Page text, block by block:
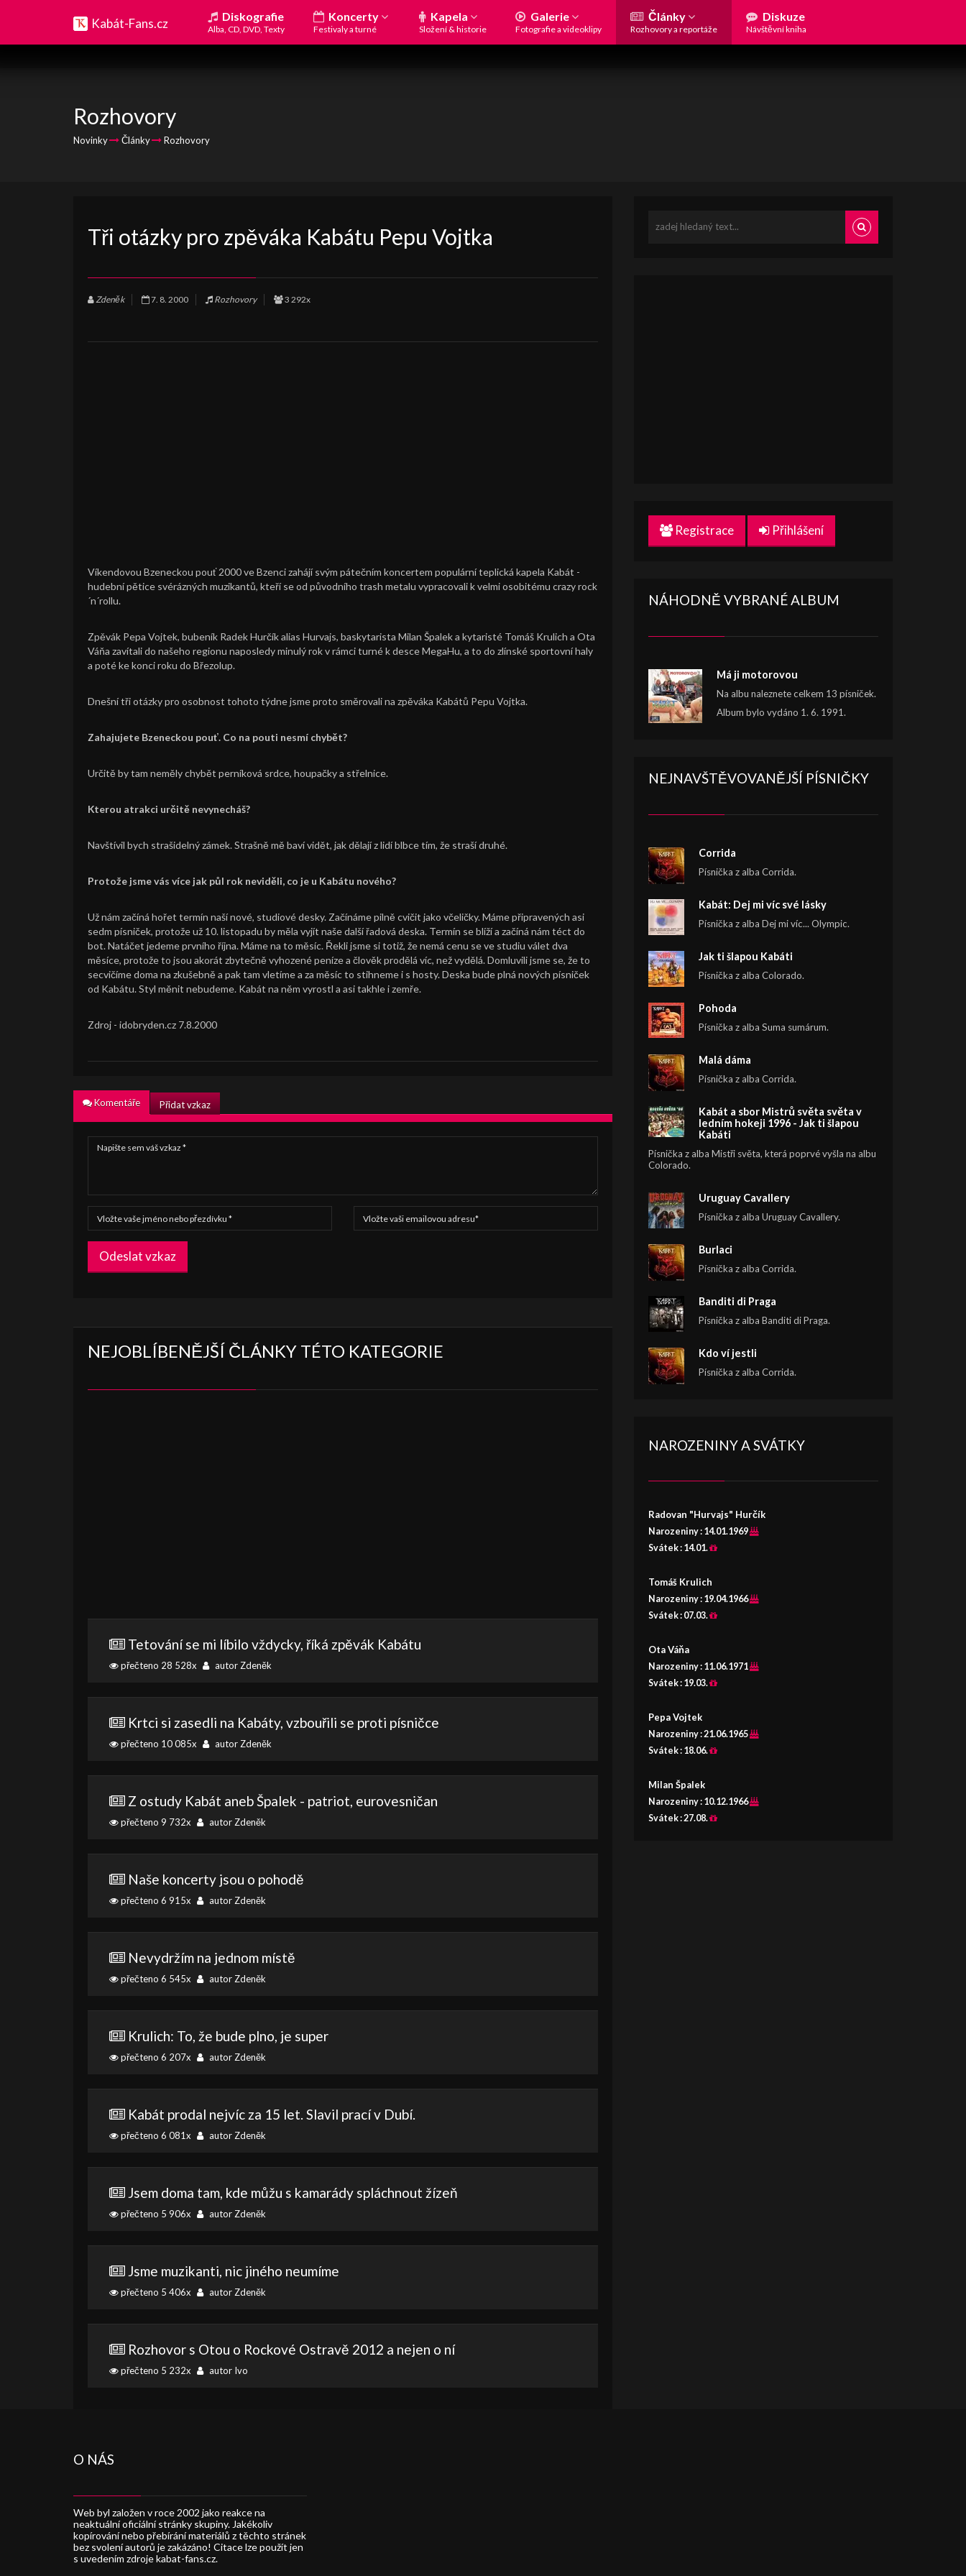
Kabát-Fans.cz Diskografie
Alba, CD, DVD, Texty
Koncerty
Festivaly a turné
Kapela
Složení & historie
Galerie
Fotografie a videoklipy
Články
Rozhovory a reportáže
Diskuze
Návštěvní kniha
Rozhovory
Novinky Články Rozhovory
Tři otázky pro zpěváka Kabátu Pepu Vojtka
Zdeněk 7. 8. 2000 Rozhovory 3 292x
Víkendovou Bzeneckou pouť 2000 ve Bzenci zahájí svým pátečním koncertem populární teplická kapela Kabát -
hudební pětice svérázných muzikantů, kteří se od původního trash metalu vypracovali k velmi osobitému crazy rock
´n´rollu.
Zpěvák Pepa Vojtek, bubeník Radek Hurčík alias Hurvajs, baskytarista Milan Špalek a kytaristé Tomáš Krulich a Ota
Váňa zavítali do našeho regionu naposledy minulý rok v rámci turné k desce MegaHu, a to do zlínské sportovní haly
a poté ke konci roku do Březolup.
Dnešní tři otázky pro osobnost tohoto týdne jsme proto směrovali na zpěváka Kabátů Pepu Vojtka.
Zahajujete Bzeneckou pouť. Co na pouti nesmí chybět?
Určitě by tam neměly chybět perníková srdce, houpačky a střelnice.
Kterou atrakci určitě nevynecháš?
Navštívil bych strašidelný zámek. Strašně mě baví vidět, jak dělají z lidí blbce tím, že straší druhé.
Protože jsme vás více jak půl rok neviděli, co je u Kabátu nového?
Už nám začíná hořet termín naší nové, studiové desky. Začínáme pilně cvičit jako včeličky. Máme připravených asi
sedm písniček, protože už 10. listopadu by měla vyjít naše další řadová deska. Termín se blíží a začíná nám téct do
bot. Natáčet jedeme prvního října. Máme na to měsíc. Řekli jsme si totiž, že nemá cenu se ve studiu válet dva
měsíce, protože to jsou akorát zbytečně vyhozené peníze a člověk prodělá víc, než vydělá. Domluvili jsme se, že to
secvičíme doma na zkušebně a pak tam vletíme a za měsíc to stihneme i s hosty. Deska bude plná nových písniček
od Kabátu. Styl měnit nebudeme. Kabát na něm vyrostl a asi takhle i zemře.
Zdroj - idobryden.cz 7.8.2000
Komentáře Přidat vzkaz
Odeslat vzkaz
NEJOBLÍBENĚJŠÍ ČLÁNKY TÉTO KATEGORIE
Tetování se mi líbilo vždycky, říká zpěvák Kabátu
přečteno 28 528x autor Zdeněk
Krtci si zasedli na Kabáty, vzbouřili se proti písničce
přečteno 10 085x autor Zdeněk
Z ostudy Kabát aneb Špalek - patriot, eurovesničan
přečteno 9 732x autor Zdeněk
Naše koncerty jsou o pohodě
přečteno 6 915x autor Zdeněk
Nevydržím na jednom místě
přečteno 6 545x autor Zdeněk
Krulich: To, že bude plno, je super
přečteno 6 207x autor Zdeněk
Kabát prodal nejvíc za 15 let. Slavil prací v Dubí.
přečteno 6 081x autor Zdeněk
Jsem doma tam, kde můžu s kamarády spláchnout žízeň
přečteno 5 906x autor Zdeněk
Jsme muzikanti, nic jiného neumíme
přečteno 5 406x autor Zdeněk
Rozhovor s Otou o Rockové Ostravě 2012 a nejen o ní
přečteno 5 232x autor Ivo
Registrace Přihlášení
NÁHODNĚ VYBRANÉ ALBUM
Má ji motorovou
Na albu naleznete celkem 13 písniček.
Album bylo vydáno 1. 6. 1991.
NEJNAVŠTĚVOVANĚJŠÍ PÍSNIČKY
Corrida
Písnička z alba Corrida.
Kabát: Dej mi víc své lásky
Písnička z alba Dej mi víc... Olympic.
Jak ti šlapou Kabáti
Písnička z alba Colorado.
Pohoda
Písnička z alba Suma sumárum.
Malá dáma
Písnička z alba Corrida.
Kabát a sbor Mistrů světa světa v
ledním hokeji 1996 - Jak ti šlapou
Kabáti
Písnička z alba Mistři světa, která poprvé vyšla na albu
Colorado.
Uruguay Cavallery
Písnička z alba Uruguay Cavallery.
Burlaci
Písnička z alba Corrida.
Banditi di Praga
Písnička z alba Banditi di Praga.
Kdo ví jestli
Písnička z alba Corrida.
NAROZENINY A SVÁTKY
Radovan "Hurvajs" Hurčík
Narozeniny : 14.01.1969
Svátek : 14.01.
Tomáš Krulich
Narozeniny : 19.04.1966
Svátek : 07.03.
Ota Váňa
Narozeniny : 11.06.1971
Svátek : 19.03.
Pepa Vojtek
Narozeniny :21.06.1965
Svátek : 18.06.
Milan Špalek
Narozeniny : 10.12.1966
Svátek :27.08.
O NÁS
Web byl založen v roce 2002 jako reakce na
neaktuální oficiální stránky skupiny. Jakékoliv
kopírování nebo přebírání materiálů z těchto stránek
bez svolení autorů je zakázáno! Citace lze použít jen
s uvedením zdroje kabat-fans.cz.